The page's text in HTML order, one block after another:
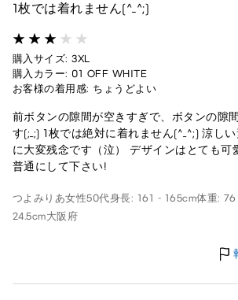
1枚では着れません(^_^;)
購入サイズ: 3XL
購入カラー: 01 OFF WHITE
お客様の着用感: ちょうどよい
前ボタンの隙間が空きすぎで、ボタンの隙
す(;_;) 1枚では絶対に着れません(^_^;) 涼し
に大変残念です（泣） デザインはとても
普通にして下さい!
つよみりあ女性50代身長: 161 - 165cm体重:
24.5cm大阪府